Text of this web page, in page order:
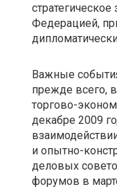
Федерацией,
Важные
прежде всего,
торгово-
декабре 2009
и опытно-
деловых
форумов в